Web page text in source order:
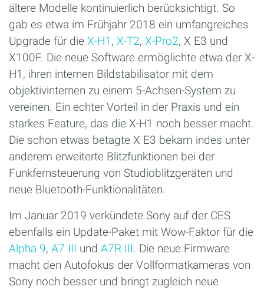
ältere Modelle kontinuierlich berücksichtigt. So
gab es etwa im Frühjahr 2018 ein umfangreiches
Upgrade für die X-H1 , X-T2, X-Pro2, X E3 und
X100F. Die neue Software ermöglichte etwa der X-
H1, ihren internen Bildstabilisator mit dem
objektivinternen zu einem 5-Achsen-System zu
vereinen. Ein echter Vorteil in der Praxis und ein
starkes Feature, das die X-H1 noch besser macht.
Die schon etwas betagte X E3 bekam indes unter
anderem erweiterte Blitzfunktionen bei der
Funkfernsteuerung von Studioblitzgeräten und
neue Bluetooth-Funktionalitäten.
Im Januar 2019 verkündete Sony auf der CES
ebenfalls ein Update-Paket mit Wow-Faktor für die
Alpha 9, A7 III und A7R III. Die neue Firmware
macht den Autofokus der Vollformatkameras von
Sony noch besser und bringt zugleich neue